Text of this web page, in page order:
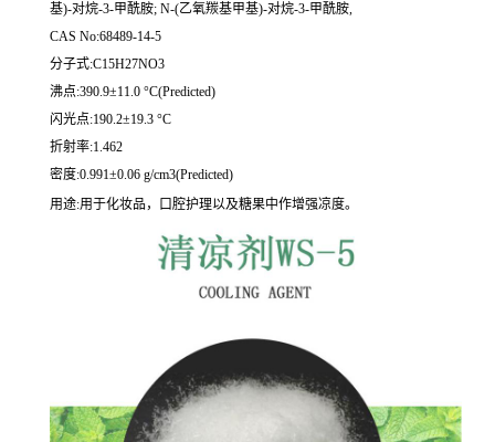
基)-对烷-3-甲酰胺; N-(乙氧羰基甲基)-对烷-3-甲酰胺,
CAS No:68489-14-5
分子式:C15H27NO3
沸点:390.9±11.0 °C(Predicted)
闪光点:190.2±19.3 °C
折射率:1.462
密度:0.991±0.06 g/cm3(Predicted)
用途:用于化妆品，口腔护理以及糖果中作增强凉度。